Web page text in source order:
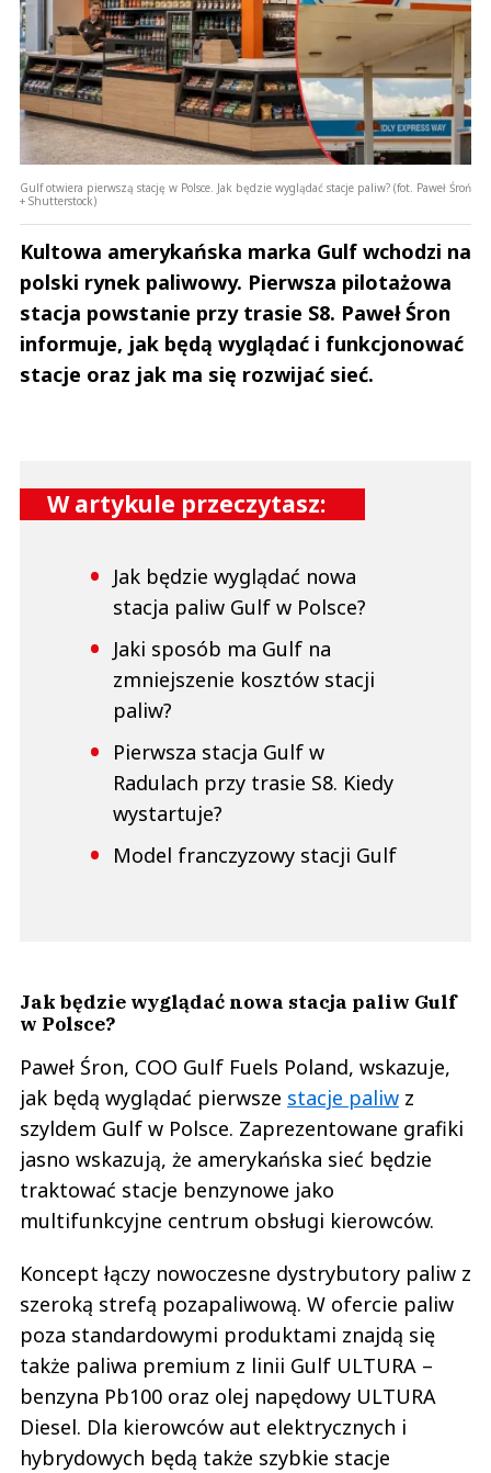
Gulf otwiera pierwszą stację w Polsce. Jak będzie wyglądać stacje paliw? (fot. Paweł Śroń
+ Shutterstock)
Kultowa amerykańska marka Gulf wchodzi na
polski rynek paliwowy. Pierwsza pilotażowa
stacja powstanie przy trasie S8. Paweł Śron
informuje, jak będą wyglądać i funkcjonować
stacje oraz jak ma się rozwijać sieć.
W artykule przeczytasz:
Jak będzie wyglądać nowa
stacja paliw Gulf w Polsce?
Jaki sposób ma Gulf na
zmniejszenie kosztów stacji
paliw?
Pierwsza stacja Gulf w
Radulach przy trasie S8. Kiedy
wystartuje?
Model franczyzowy stacji Gulf
Jak będzie wyglądać nowa stacja paliw Gulf
w Polsce?
Paweł Śron, COO Gulf Fuels Poland, wskazuje,
jak będą wyglądać pierwsze stacje paliw z
szyldem Gulf w Polsce. Zaprezentowane grafiki
jasno wskazują, że amerykańska sieć będzie
traktować stacje benzynowe jako
multifunkcyjne centrum obsługi kierowców.
Koncept łączy nowoczesne dystrybutory paliw z
szeroką strefą pozapaliwową. W ofercie paliw
poza standardowymi produktami znajdą się
także paliwa premium z linii Gulf ULTURA –
benzyna Pb100 oraz olej napędowy ULTURA
Diesel. Dla kierowców aut elektrycznych i
hybrydowych będą także szybkie stacje